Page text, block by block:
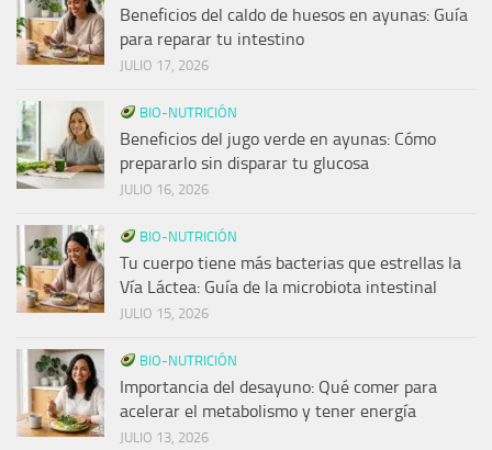
Beneficios del caldo de huesos en ayunas: Guía
para reparar tu intestino
JULIO 17, 2026
BIO-NUTRICIÓN
Beneficios del jugo verde en ayunas: Cómo
prepararlo sin disparar tu glucosa
JULIO 16, 2026
BIO-NUTRICIÓN
Tu cuerpo tiene más bacterias que estrellas la
Vía Láctea: Guía de la microbiota intestinal
JULIO 15, 2026
BIO-NUTRICIÓN
Importancia del desayuno: Qué comer para
acelerar el metabolismo y tener energía
JULIO 13, 2026